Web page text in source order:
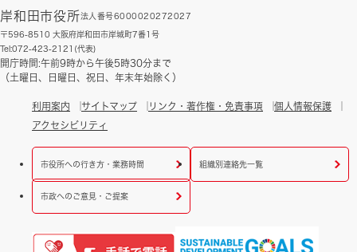
岸和田市役所法人番号6000020272027
〒596-8510 大阪府岸和田市岸城町7番1号
Tel:072-423-2121(代表)
開庁時間:午前9時から午後5時30分まで
（土曜日、日曜日、祝日、年末年始除く）
利用案内 サイトマップ リンク・著作権・免責事項
個人情報保護
アクセシビリティ
市役所への行き方・業務時間 組織別連絡先一覧
市政へのご意見・ご提案